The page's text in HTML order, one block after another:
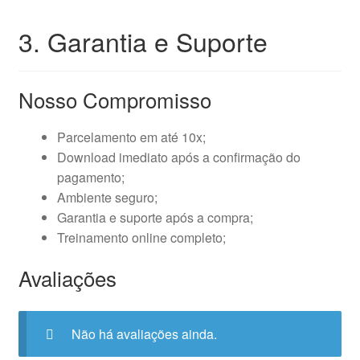
3. Garantia e Suporte
Nosso Compromisso
Parcelamento em até 10x;
Download imediato após a confirmação do
pagamento;
Ambiente seguro;
Garantia e suporte após a compra;
Treinamento online completo;
Avaliações
Não há avaliações ainda.